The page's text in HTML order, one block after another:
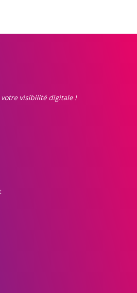
visibilité digitale !